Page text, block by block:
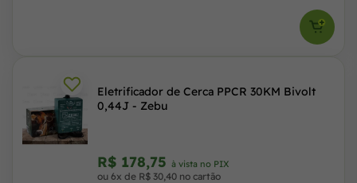
Eletrificador de Cerca PPCR 30KM Bivolt
0,44J - Zebu
R$ 178,75 à vista no PIX
ou 6x de R$ 30,40 no cartão